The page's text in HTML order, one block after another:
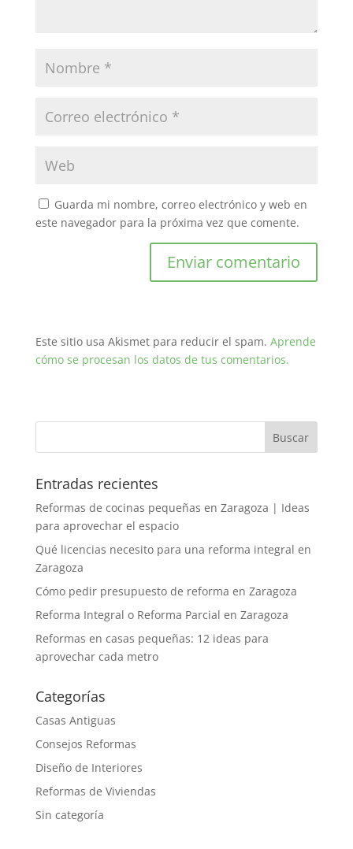
Guarda mi nombre, correo electrónico y web en
este navegador para la próxima vez que comente.
Este sitio usa Akismet para reducir el spam. Aprende
cómo se procesan los datos de tus comentarios.
Entradas recientes
Reformas de cocinas pequeñas en Zaragoza | Ideas
para aprovechar el espacio
Qué licencias necesito para una reforma integral en
Zaragoza
Cómo pedir presupuesto de reforma en Zaragoza
Reforma Integral o Reforma Parcial en Zaragoza
Reformas en casas pequeñas: 12 ideas para
aprovechar cada metro
Categorías
Casas Antiguas
Consejos Reformas
Diseño de Interiores
Reformas de Viviendas
Sin categoría